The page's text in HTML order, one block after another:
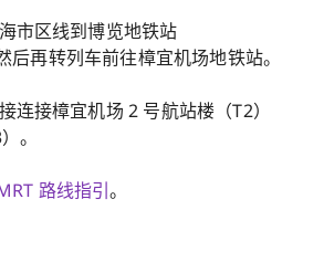
市区线到博览地铁站
后再转列车前往樟宜机场地铁站。
连接樟宜机场 2 号航站楼（T2）
。
路线指引。